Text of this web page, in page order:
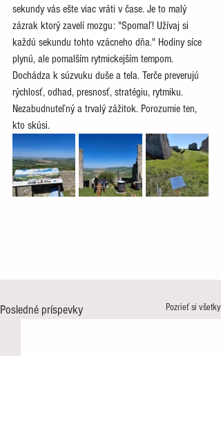
sekundy vás ešte viac vráti v čase. Je to malý
zázrak ktorý zavelí mozgu: "Spomaľ! Užívaj si
každú sekundu tohto vzácneho dňa." Hodiny síce
plynú, ale pomalším rytmickejším tempom.
Dochádza k súzvuku duše a tela. Terče preverujú
rýchlosť, odhad, presnosť, stratégiu, rytmiku.
Nezabudnuteľný a trvalý zážitok. Porozumie ten,
kto skúsi.
Posledné príspevky Pozrieť si všetky